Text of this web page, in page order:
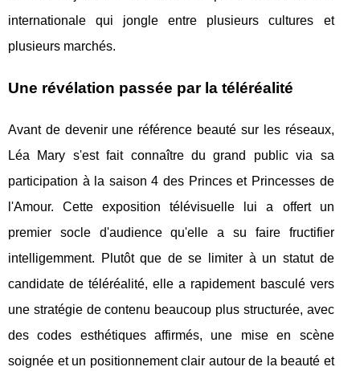
internationale qui jongle entre plusieurs cultures et
plusieurs marchés.
Une révélation passée par la téléréalité
Avant de devenir une référence beauté sur les réseaux,
Léa Mary s'est fait connaître du grand public via sa
participation à la saison 4 des Princes et Princesses de
l'Amour. Cette exposition télévisuelle lui a offert un
premier socle d'audience qu'elle a su faire fructifier
intelligemment. Plutôt que de se limiter à un statut de
candidate de téléréalité, elle a rapidement basculé vers
une stratégie de contenu beaucoup plus structurée, avec
des codes esthétiques affirmés, une mise en scène
soignée et un positionnement clair autour de la beauté et